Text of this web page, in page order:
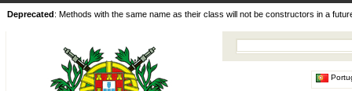
Deprecated: Methods with the same name as their class will not be constructors in a